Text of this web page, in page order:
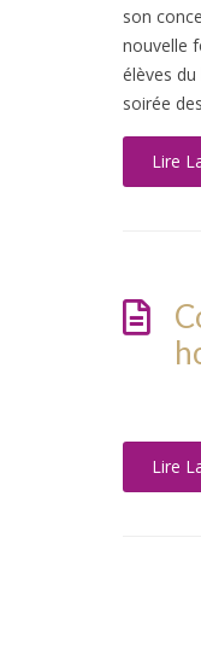
son
nouvelle
élèves
soirée
Lire
Lire